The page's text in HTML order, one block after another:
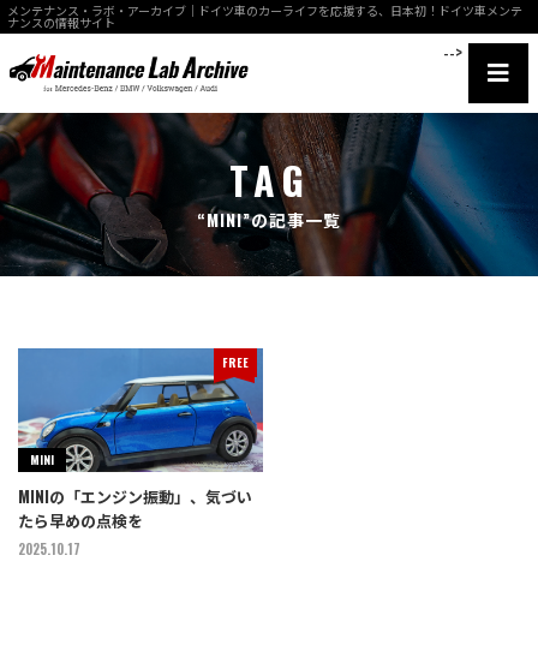
メンテナンス・ラボ・アーカイブ｜ドイツ車のカーライフを応援する、日本初！ドイツ車メンテ
ナンスの情報サイト
-->
TAG
“MINI”の記事一覧
MINI
FREE
MINIの「エンジン振動」、気づい
たら早めの点検を
2025.10.17